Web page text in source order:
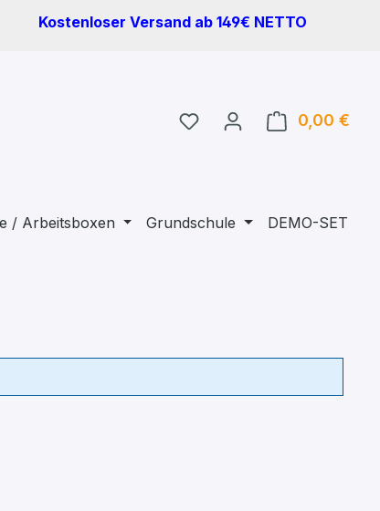
Kostenloser Versand ab 149€ NETTO
Du hast 0 Produkte auf
0,00 €
/ Arbeitsboxen Grundschule DEMO-SET